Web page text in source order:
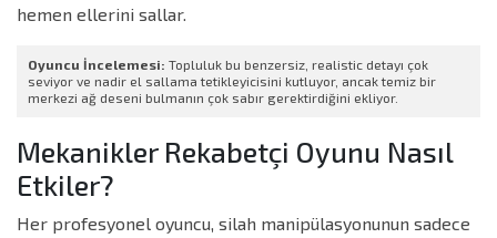
hemen ellerini sallar.
Oyuncu İncelemesi: Topluluk bu benzersiz, realistic detayı çok
seviyor ve nadir el sallama tetikleyicisini kutluyor, ancak temiz bir
merkezi ağ deseni bulmanın çok sabır gerektirdiğini ekliyor.
Mekanikler Rekabetçi Oyunu Nasıl
Etkiler?
Her profesyonel oyuncu, silah manipülasyonunun sadece